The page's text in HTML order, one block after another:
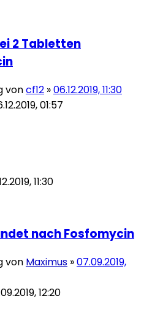
2 Tabletten
voncf12 »06.12.2019, 11:30
01:57
11:30
nach Fosfomycin
von Maximus »07.09.2019,
12:20